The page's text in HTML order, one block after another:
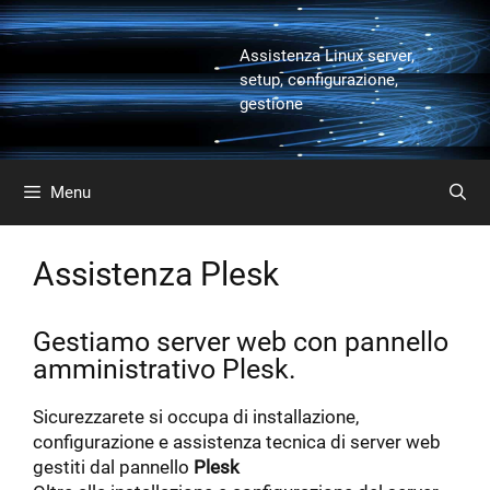
Vai
al
Assistenza Linux server,
setup, configurazione,
gestione
Menu
Assistenza Plesk
Gestiamo server web con pannello
amministrativo Plesk.
Sicurezzarete si occupa di installazione,
configurazione e assistenza tecnica di server web
gestiti dal pannello Plesk